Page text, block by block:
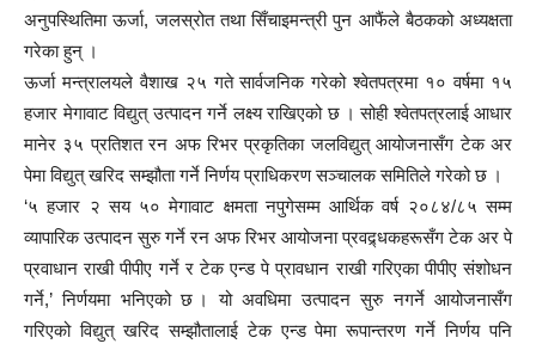
अनुपस्थितिमा ऊर्जा, जलस्रोत तथा सिँचाइमन्त्री पुन आफैंले बैठकको अध्यक्षता
गरेका हुन् ।
ऊर्जा मन्त्रालयले वैशाख २५ गते सार्वजनिक गरेको श्वेतपत्रमा १० वर्षमा १५
हजार मेगावाट विद्युत् उत्पादन गर्ने लक्ष्य राखिएको छ । सोही श्वेतपत्रलाई आधार
मानेर ३५ प्रतिशत रन अफ रिभर प्रकृतिका जलविद्युत् आयोजनासँग टेक अर
पेमा विद्युत् खरिद सम्झौता गर्ने निर्णय प्राधिकरण सञ्चालक समितिले गरेको छ ।
‘५ हजार २ सय ५० मेगावाट क्षमता नपुगेसम्म आर्थिक वर्ष २०८४/८५ सम्म
व्यापारिक उत्पादन सुरु गर्ने रन अफ रिभर आयोजना प्रवद्र्धकहरूसँग टेक अर पे
प्रवाधान राखी पीपीए गर्ने र टेक एन्ड पे प्रावधान राखी गरिएका पीपीए संशोधन
गर्ने,’ निर्णयमा भनिएको छ । यो अवधिमा उत्पादन सुरु नगर्ने आयोजनासँग
गरिएको विद्युत् खरिद सम्झौतालाई टेक एन्ड पेमा रूपान्तरण गर्ने निर्णय पनि